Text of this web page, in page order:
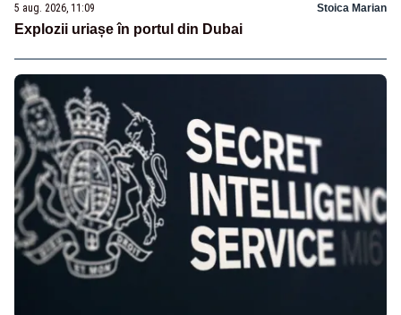
5 aug. 2026, 11:09 Stoica Marian
Explozii uriașe în portul din Dubai